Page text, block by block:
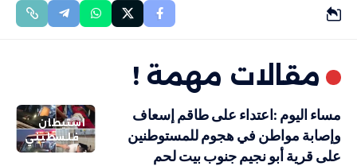
مقالات مهمة !
استيطان
فلسطيني
مساء اليوم :اعتداء على طاقم إسعاف
وإصابة مواطن في هجوم للمستوطنين
على قرية أبو نجيم جنوب بيت لحم